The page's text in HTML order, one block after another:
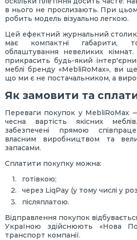
в нього не прослизають. При
робить модель візуально легкою.
Цей ефектний журнальний
має компактні габарити,
облаштування невеликих
прикрасить будь-який
меблі бренду «MebliRoMax», ви
що ми є не постачальником, а
Як замовити та
Переваги покупок у MebliRoMax
чесна вартість якісних
забезпечені прямою
власним виробництвом та
запасами.
Сплатити покупку можна:
готівкою;
через LiqPay (у тому числі у
післяплатою.
Відправлення покупок
Україною здійснюють «Нова
транспорт компанії.